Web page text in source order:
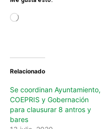
g
Relacionado
Se coordinan Ayuntamiento,
COEPRIS y Gobernación
para clausurar 8 antros y
bares